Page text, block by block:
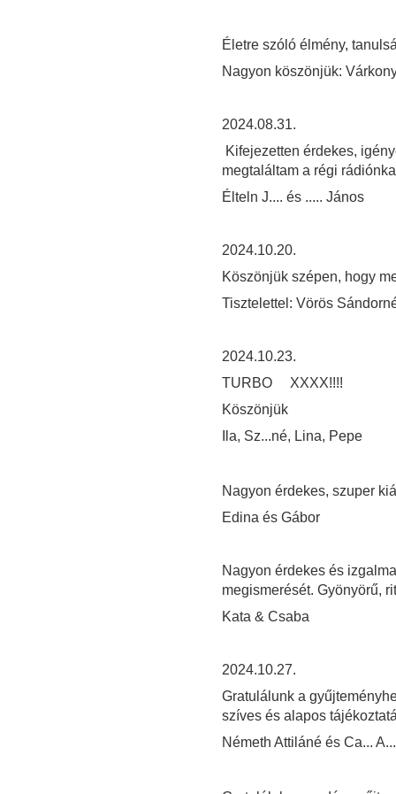
Életre szóló élmény,
Nagyon köszönjük:
2024.08.31.
Kifejezetten érdekes,
megtaláltam a régi
Élteln J.... és ..... János
2024.10.20.
Köszönjük szépen, hogy
Tisztelettel: Vörös
2024.10.23.
TURBO XXXX!!!!
Köszönjük
Ila, Sz...né, Lina, Pepe
Nagyon érdekes, szuper
Edina és Gábor
Nagyon érdekes és
megismerését. Gyönyörű,
Kata & Csaba
2024.10.27.
Gratulálunk a
szíves és alapos
Németh Attiláné és Ca...